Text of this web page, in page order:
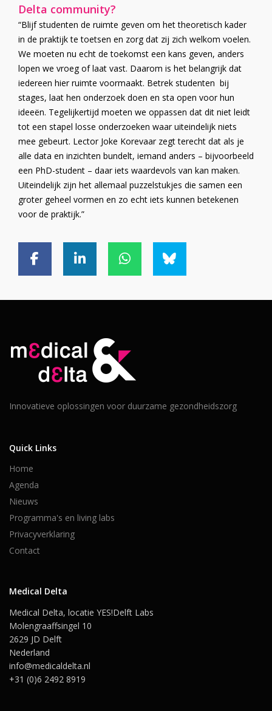
Delta community?
“Blijf studenten de ruimte geven om het theoretisch kader
in de praktijk te toetsen en zorg dat zij zich welkom voelen.
We moeten nu echt de toekomst een kans geven, anders
lopen we vroeg of laat vast. Daarom is het belangrijk dat
iedereen hier ruimte voormaakt. Betrek studenten bij
stages, laat hen onderzoek doen en sta open voor hun
ideeën. Tegelijkertijd moeten we oppassen dat dit niet leidt
tot een stapel losse onderzoeken waar uiteindelijk niets
mee gebeurt. Lector Joke Korevaar zegt terecht dat als je
alle data en inzichten bundelt, iemand anders – bijvoorbeeld
een PhD-student – daar iets waardevols van kan maken.
Uiteindelijk zijn het allemaal puzzelstukjes die samen een
groter geheel vormen en zo echt iets kunnen betekenen
voor de praktijk.”
Innovatieve oplossingen voor duurzame gezondheidszorg
Quick Links
Home
Agenda
Nieuws
Programma's en living labs
Privacyverklaring
Contact
Medical Delta
Medical Delta, locatie YES!Delft Labs
Molengraaffsingel 10
2629 JD Delft
Nederland
info@medicaldelta.nl
+31 (0)6 2492 8919